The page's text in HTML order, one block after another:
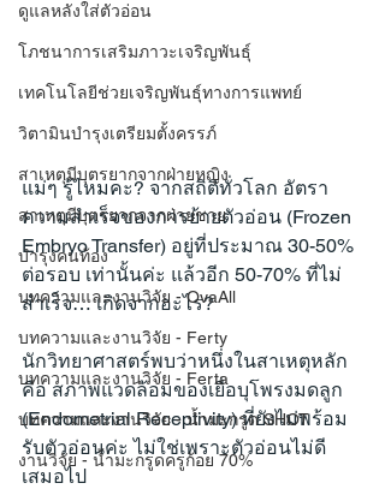
ดูแลหลังใส่ตัวอ่อน
โภชนาการเสริมภาวะเจริญพันธุ์
เทคโนโลยีช่วยเจริญพันธุ์ทางการแพทย์
วิตามินบำรุงเตรียมตั้งครรภ์
สาเหตุมีบุตรยากจากฝ่ายหญิง
สาเหตุมีบุตรยากจากฝ่ายชาย
บำรุงคนท้อง
บทความและงานวิจัย - OvaAll
บทความและงานวิจัย - Ferty
บทความและงานวิจัย - Ferta
บทความและงานวิจัย - น้ำมะกรูด SHOT
งานวิจัย - น้ำมะกรูดครูก้อย 70%
แม่ๆ รู้ไหมคะ? จากสถิติทั่วโลก อัตรา
ความสำเร็จของการย้ายตัวอ่อน (Frozen
Embryo Transfer) อยู่ที่ประมาณ 30-50%
ต่อรอบ เท่านั้นค่ะ แล้วอีก 50-70% ที่ไม่
สำเร็จ… เกิดจากอะไร?
นักวิทยาศาสตร์พบว่าหนึ่งในสาเหตุหลัก
คือ สภาพแวดล้อมของเยื่อบุโพรงมดลูก
(Endometrial Receptivity) ที่ยังไม่พร้อม
รับตัวอ่อนค่ะ ไม่ใช่เพราะตัวอ่อนไม่ดี
เสมอไป